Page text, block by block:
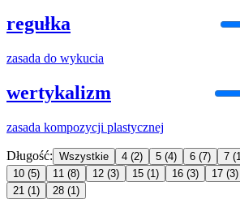
regułka
zasada do wykucia
wertykalizm
zasada kompozycji plastycznej
Długość: Wszystkie 4 (2) 5 (4) 6 (7) 7
10 (5) 11 (8) 12 (3) 15 (1) 16 (3) 17 (3)
21 (1) 28 (1)